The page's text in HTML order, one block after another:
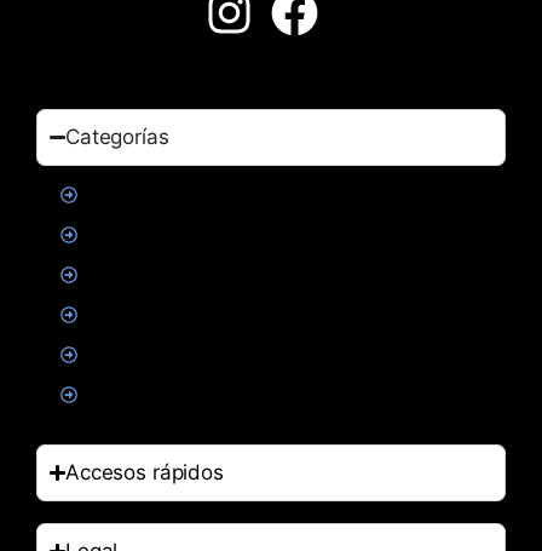
Categorías
Accesos rápidos